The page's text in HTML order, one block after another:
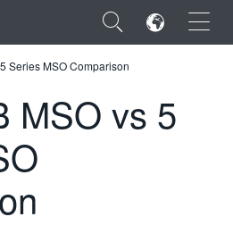
×
Series MSO Comparison
MSO vs 5